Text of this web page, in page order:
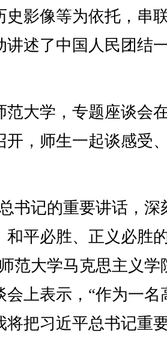
史影像等为依托，串
讲述了中国人民团结
大学，专题座谈会
开，师生一起谈感受
记的重要讲话，深
和平必胜、正义必胜
范大学马克思主义学
会上表示，“作为一名
将把习近平总书记重